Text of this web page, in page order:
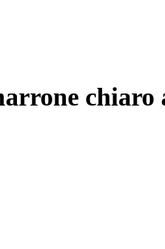
chiaro